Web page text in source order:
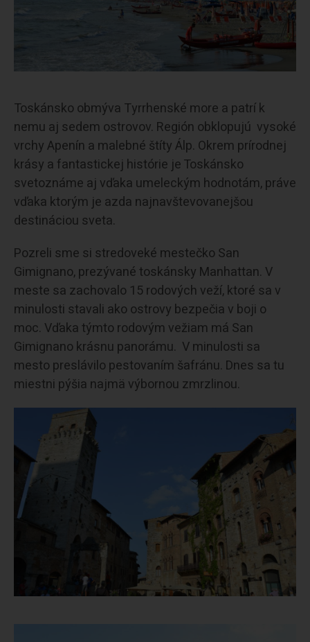
Toskánsko obmýva Tyrrhenské more a patrí k
nemu aj sedem ostrovov. Región obklopujú vysoké
vrchy Apenín a malebné štíty Álp. Okrem prírodnej
krásy a fantastickej histórie je Toskánsko
svetoznáme aj vďaka umeleckým hodnotám, práve
vďaka ktorým je azda najnavštevovanejšou
destináciou sveta.
Pozreli sme si stredoveké mestečko San
Gimignano, prezývané toskánsky Manhattan. V
meste sa zachovalo 15 rodových veží, ktoré sa v
minulosti stavali ako ostrovy bezpečia v boji o
moc. Vďaka týmto rodovým vežiam má San
Gimignano krásnu panorámu. V minulosti sa
mesto preslávilo pestovaním šafránu. Dnes sa tu
miestni pýšia najmä výbornou zmrzlinou.